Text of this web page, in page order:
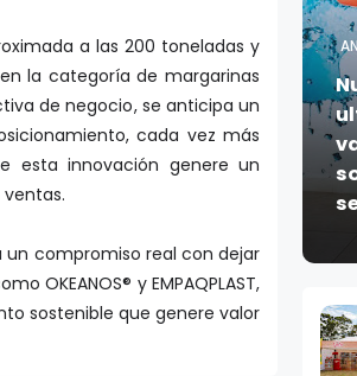
a las 200 toneladas y
la categoría de margarinas
de negocio, se anticipa un
cada vez más
esta innovación genere un
compromiso real con dejar
OKEANOS® y EMPAQPLAST,
sostenible que genere valor